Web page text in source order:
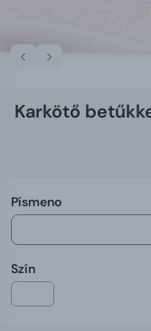
Karkötő
Písmeno
Szín